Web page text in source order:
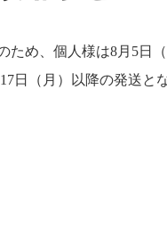
め、個人様は8月5日
日（月）以降の発送と